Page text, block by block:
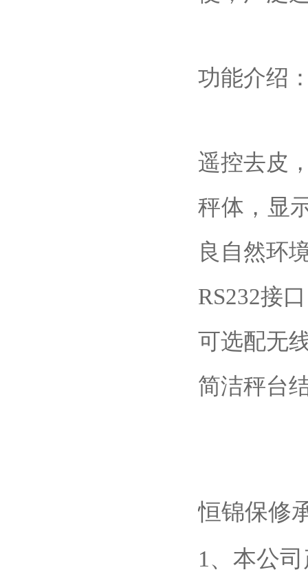
功能介绍
遥控去皮
秤体，显
良自然环
RS232接
可选配无
简洁秤台
恒锦保修
1、本公